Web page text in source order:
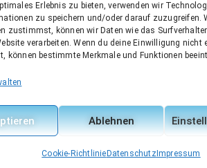
Erlebnis zu bieten, verwenden wir
zu speichern und/oder darauf zuzugreifen.
zustimmst, können wir Daten wie das
verarbeiten. Wenn du deine Einwilligung nicht
können bestimmte Merkmale und Funktionen
Ablehnen
Cookie-Richtlinie DatenschutzImpressum